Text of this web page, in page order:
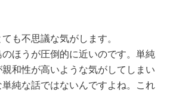
も不思議な気がします。
ほうが圧倒的に近いのです。単純
和性が高いような気がしてしまい
純な話ではないんですよね。これ